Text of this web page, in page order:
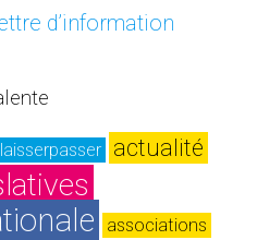
d’information
actualité
associations